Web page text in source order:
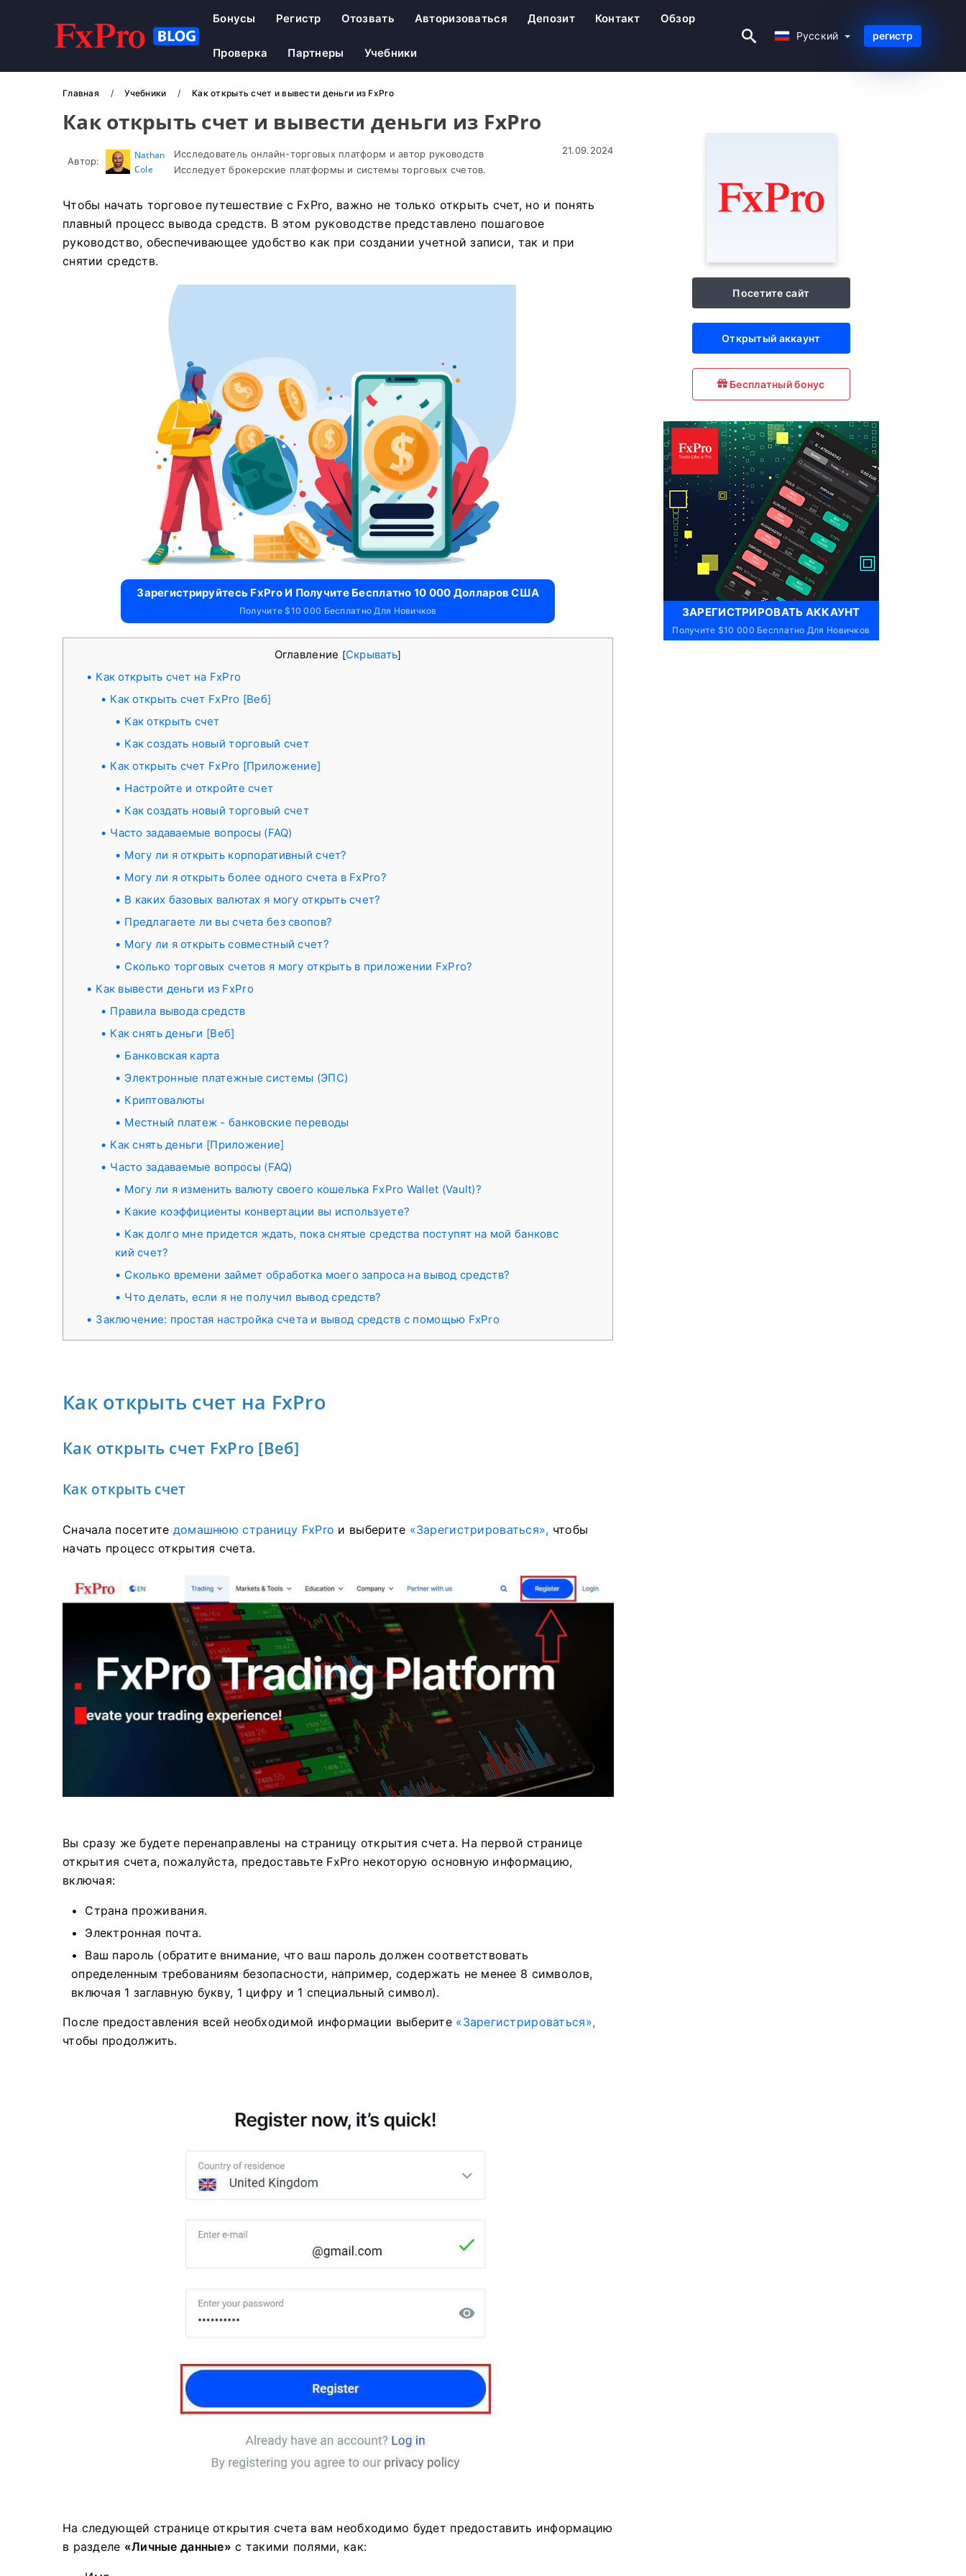
Бонусы Регистр Отозвать Авторизоваться Депозит Контакт Обзор
Проверка Партнеры Учебники
Русский регистр
Главная Учебники Как открыть счет и вывести деньги из FxPro
Как открыть счет и вывести деньги из FxPro
Автор:
Nathan
Cole
Исследователь онлайн-торговых платформ и автор руководств
Исследует брокерские платформы и системы торговых счетов.
21.09.2024
Чтобы начать торговое путешествие с FxPro, важно не только открыть счет, но и понять
плавный процесс вывода средств. В этом руководстве представлено пошаговое
руководство, обеспечивающее удобство как при создании учетной записи, так и при
снятии средств.
Зарегистрируйтесь FxPro И Получите Бесплатно 10 000 Долларов США
Получите $10 000 Бесплатно Для Новичков
Оглавление [Скрывать]
Как открыть счет на FxPro
Как открыть счет FxPro [Веб]
Как открыть счет
Как создать новый торговый счет
Как открыть счет FxPro [Приложение]
Настройте и откройте счет
Как создать новый торговый счет
Часто задаваемые вопросы (FAQ)
Могу ли я открыть корпоративный счет?
Могу ли я открыть более одного счета в FxPro?
В каких базовых валютах я могу открыть счет?
Предлагаете ли вы счета без свопов?
Могу ли я открыть совместный счет?
Сколько торговых счетов я могу открыть в приложении FxPro?
Как вывести деньги из FxPro
Правила вывода средств
Как снять деньги [Веб]
Банковская карта
Электронные платежные системы (ЭПС)
Криптовалюты
Местный платеж - банковские переводы
Как снять деньги [Приложение]
Часто задаваемые вопросы (FAQ)
Могу ли я изменить валюту своего кошелька FxPro Wallet (Vault)?
Какие коэффициенты конвертации вы используете?
Как долго мне придется ждать, пока снятые средства поступят на мой банковс
кий счет?
Сколько времени займет обработка моего запроса на вывод средств?
Что делать, если я не получил вывод средств?
Заключение: простая настройка счета и вывод средств с помощью FxPro
Как открыть счет на FxPro
Как открыть счет FxPro [Веб]
Как открыть счет
Сначала посетите домашнюю страницу FxPro и выберите «Зарегистрироваться», чтобы
начать процесс открытия счета.
Вы сразу же будете перенаправлены на страницу открытия счета. На первой странице
открытия счета, пожалуйста, предоставьте FxPro некоторую основную информацию,
включая:
Страна проживания.
Электронная почта.
Ваш пароль (обратите внимание, что ваш пароль должен соответствовать
определенным требованиям безопасности, например, содержать не менее 8 символов,
включая 1 заглавную букву, 1 цифру и 1 специальный символ).
После предоставления всей необходимой информации выберите «Зарегистрироваться»,
чтобы продолжить.
На следующей странице открытия счета вам необходимо будет предоставить информацию
в разделе «Личные данные» с такими полями, как:
Посетите сайт
Открытый аккаунт
Бесплатный бонус
ЗАРЕГИСТРИРОВАТЬ АККАУНТ
Получите $10 000 Бесплатно Для Новичков